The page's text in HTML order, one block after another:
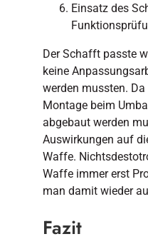
Einsatz des
Der Schafft passte
keine
werden mussten.
Montage beim
abgebaut werden
Auswirkungen auf
Waffe.
Waffe immer erst
man damit wieder
Fazit